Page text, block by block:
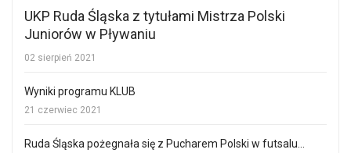
UKP Ruda Śląska z tytułami Mistrza Polski
Juniorów w Pływaniu
02 sierpień 2021
Wyniki programu KLUB
21 czerwiec 2021
Ruda Śląska pożegnała się z Pucharem Polski w futsalu...